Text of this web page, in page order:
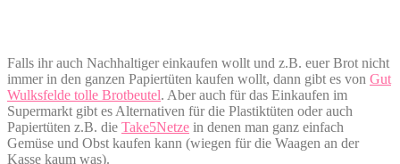
Falls ihr auch Nachhaltiger einkaufen wollt und z.B. euer Brot nicht
immer in den ganzen Papiertüten kaufen wollt, dann gibt es von Gut
Wulksfelde tolle Brotbeutel. Aber auch für das Einkaufen im
Supermarkt gibt es Alternativen für die Plastiktüten oder auch
Papiertüten z.B. die Take5Netze in denen man ganz einfach
Gemüse und Obst kaufen kann (wiegen für die Waagen an der
Kasse kaum was).